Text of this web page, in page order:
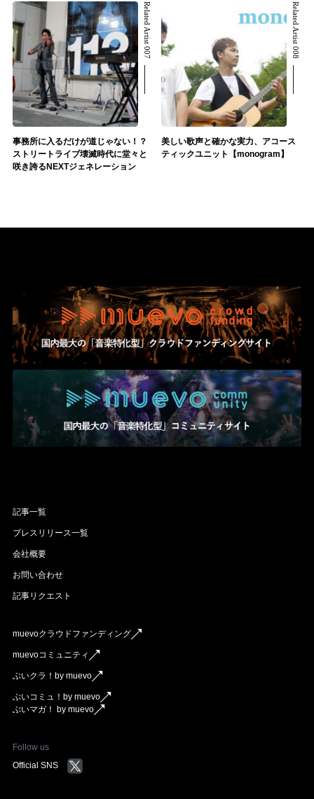
Related Artist 007
事務所に入るだけが道じゃない！？
ストリートライブ壊滅時代に堂々と
咲き誇るNEXTジェネレーション
Related Artist 008
美しい歌声と確かな実力、アコース
ティックユニット【monogram】
記事一覧
プレスリリース一覧
会社概要
お問い合わせ
記事リクエスト
muevoクラウドファンディング
muevoコミュニティ
ぶいクラ！by muevo
ぶいコミュ！by muevo
ぶいマガ！ by muevo
Follow us
Official SNS